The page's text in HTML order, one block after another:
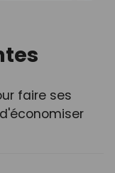
faire ses